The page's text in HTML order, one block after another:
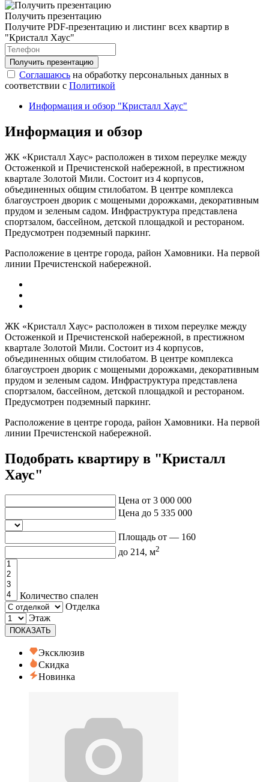
Получить презентацию
Получите PDF-презентацию и листинг всех квартир в
"Кристалл Хаус"
Соглашаюсь на обработку персональных данных в
соответствии с Политикой
Информация и обзор "Кристалл Хаус"
Информация и обзор
ЖК «Кристалл Хаус» расположен в тихом переулке между
Остоженкой и Пречистенской набережной, в престижном
квартале Золотой Мили. Состоит из 4 корпусов,
объединенных общим стилобатом. В центре комплекса
благоустроен дворик с мощеными дорожками, декоративным
прудом и зеленым садом. Инфраструктура представлена
спортзалом, бассейном, детской площадкой и рестораном.
Предусмотрен подземный паркинг.
Расположение в центре города, район Хамовники. На первой
линии Пречистенской набережной.
ЖК «Кристалл Хаус» расположен в тихом переулке между
Остоженкой и Пречистенской набережной, в престижном
квартале Золотой Мили. Состоит из 4 корпусов,
объединенных общим стилобатом. В центре комплекса
благоустроен дворик с мощеными дорожками, декоративным
прудом и зеленым садом. Инфраструктура представлена
спортзалом, бассейном, детской площадкой и рестораном.
Предусмотрен подземный паркинг.
Расположение в центре города, район Хамовники. На первой
линии Пречистенской набережной.
Подобрать квартиру в "Кристалл
Хаус"
Цена от 3 000 000
Цена до 5 335 000
Площадь от — 160
до 214, м2
Количество спален
Отделка
Этаж
ПОКАЗАТЬ
Эксклюзив
Скидка
Новинка